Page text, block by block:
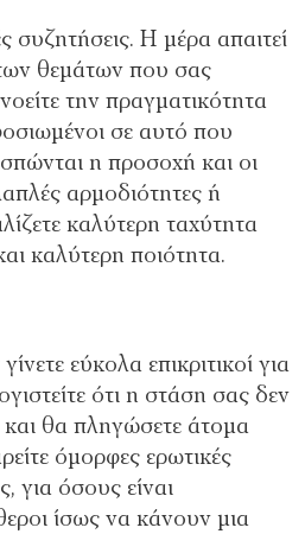
συζητήσεις. Η μέρα απαιτεί
θεμάτων που σας
την πραγματικότητα
σε αυτό που
η προσοχή και οι
αρμοδιότητες ή
καλύτερη ταχύτητα
καλύτερη ποιότητα.
εύκολα επικριτικοί για
ότι η στάση σας δεν
θα πληγώσετε άτομα
όμορφες ερωτικές
για όσους είναι
ίσως να κάνουν μια